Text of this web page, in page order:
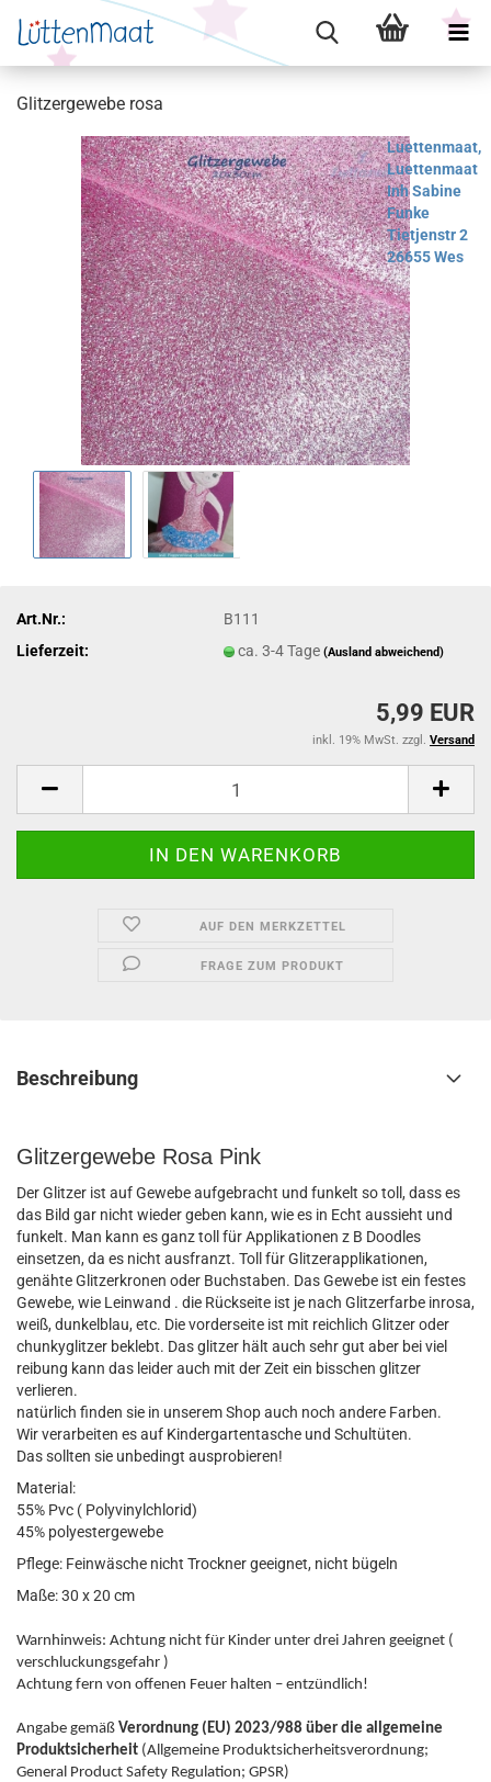
Glitzergewebe rosa
Luettenmaat,
Luettenmaat
Inh Sabine
Funke
Tietjenstr 2
26655 Wes
Art.Nr.:
B111
Lieferzeit:
ca. 3-4 Tage(Ausland abweichend)
5,99 EUR
inkl. 19% MwSt. zzgl. Versand
AUF DEN MERKZETTEL
FRAGE ZUM PRODUKT
Beschreibung
Glitzergewebe Rosa Pink
Der Glitzer ist auf Gewebe aufgebracht und funkelt so toll, dass es
das Bild gar nicht wieder geben kann, wie es in Echt aussieht und
funkelt. Man kann es ganz toll für Applikationen z B Doodles
einsetzen, da es nicht ausfranzt. Toll für Glitzerapplikationen,
genähte Glitzerkronen oder Buchstaben. Das Gewebe ist ein festes
Gewebe, wie Leinwand . die Rückseite ist je nach Glitzerfarbe inrosa,
weiß, dunkelblau, etc. Die vorderseite ist mit reichlich Glitzer oder
chunkyglitzer beklebt. Das glitzer hält auch sehr gut aber bei viel
reibung kann das leider auch mit der Zeit ein bisschen glitzer
verlieren.
natürlich finden sie in unserem Shop auch noch andere Farben.
Wir verarbeiten es auf Kindergartentasche und Schultüten.
Das sollten sie unbedingt ausprobieren!
Material:
55% Pvc ( Polyvinylchlorid)
45% polyestergewebe
Pflege: Feinwäsche nicht Trockner geeignet, nicht bügeln
Maße: 30 x 20 cm
Warnhinweis: Achtung nicht für Kinder unter drei Jahren geeignet (
verschluckungsgefahr )
Achtung fern von offenen Feuer halten – entzündlich!
Angabe gemäß Verordnung (EU) 2023/988 über die allgemeine
Produktsicherheit (Allgemeine Produktsicherheitsverordnung;
General Product Safety Regulation; GPSR)